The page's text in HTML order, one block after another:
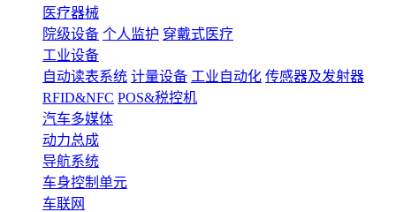
医疗器械
院级设备 个人监护 穿戴式医疗
工业设备
自动读表系统 计量设备 工业自动化 传感器及发射器
RFID&NFC POS&税控机
汽车多媒体
动力总成
导航系统
车身控制单元
车联网